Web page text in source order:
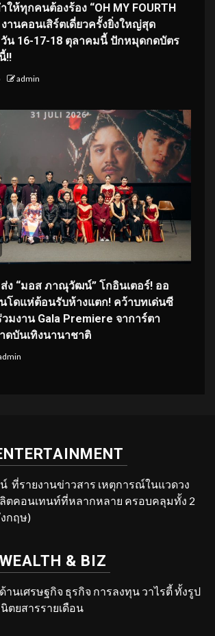
ให้ทุกคนต้องร้อง “OH MY FOURTH
งานคอนเสิร์ตเดี่ยวครั้งยิ่งใหญ่สุด
น 16-17-18 ตุลาคมนี้ ปักหมุดกดบัตร
!!
admin
ง “มอส ภาณุวัฒน์” โกอินเตอร์! ออ
โดแห่ต้อนรับห้างแตก! คว้าบทเด่นซี
มงาน Gala Premiere จาการ์ตา
ดบันเทิงนานาชาติ
ที่รายงานข่าวสาร เหตุการณ์ในแวดวง
ลิตคอนเทนท์ที่หลากหลาย ครอบคลุมทั้ง 2
กฤษ)
& BIZ
านเศรษฐกิจ ธุรกิจ การลงทุน วาไรตี้ ทั้งรูป
ตยสารรายเดือน